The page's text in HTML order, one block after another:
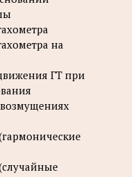
на
ГТ при